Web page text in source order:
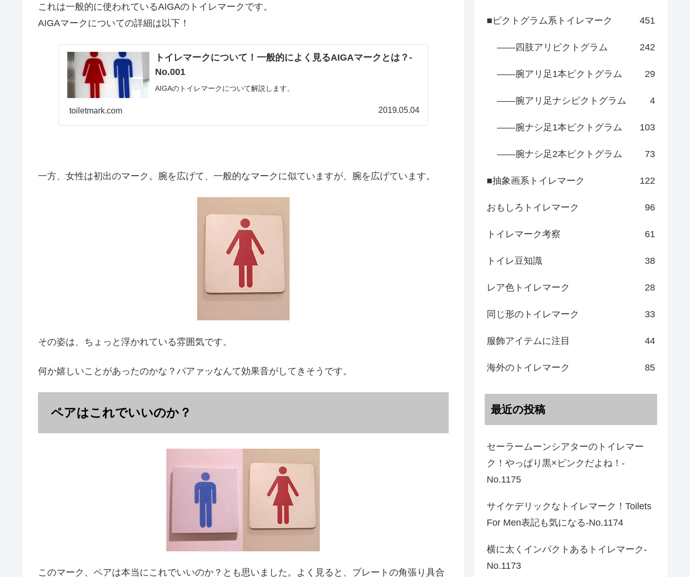
これは一般的に使われているAIGAのトイレマークです。
AIGAマークについての詳細は以下！
トイレマークについて！一般的によく見るAIGAマークとは？-
No.001
AIGAのトイレマークについて解説します。
toiletmark.com 2019.05.04
一方、女性は初出のマーク。腕を広げて、一般的なマークに似ていますが、腕を広げています。
その姿は、ちょっと浮かれている雰囲気です。
何か嬉しいことがあったのかな？パアァッなんて効果音がしてきそうです。
ペアはこれでいいのか？
このマーク、ペアは本当にこれでいいのか？とも思いました。よく見ると、プレートの角張り具合
■ピクトグラム系トイレマーク 451
――四肢アリピクトグラム 242
――腕アリ足1本ピクトグラム 29
――腕アリ足ナシピクトグラム 4
――腕ナシ足1本ピクトグラム 103
――腕ナシ足2本ピクトグラム 73
■抽象画系トイレマーク 122
おもしろトイレマーク 96
トイレマーク考察 61
トイレ豆知識 38
レア色トイレマーク 28
同じ形のトイレマーク 33
服飾アイテムに注目 44
海外のトイレマーク 85
最近の投稿
セーラームーンシアターのトイレマー
ク！やっぱり黒×ピンクだよね！-
No.1175
サイケデリックなトイレマーク！Toilets
For Men表記も気になる-No.1174
横に太くインパクトあるトイレマーク-
No.1173